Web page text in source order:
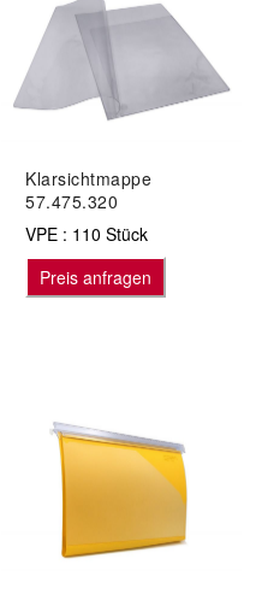
Klarsichtmappe
57.475.320
VPE : 110 Stück
Preis anfragen